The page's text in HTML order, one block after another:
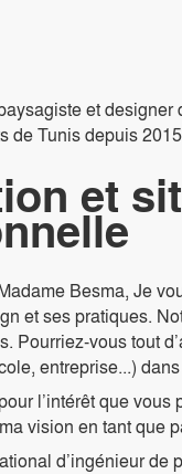
et designer
Tunis depuis
et
Besma, Je
et ses pratiques.
Pourriez-vous tout
entreprise...)
l’intérêt que
vision en tant que
d’ingénieur